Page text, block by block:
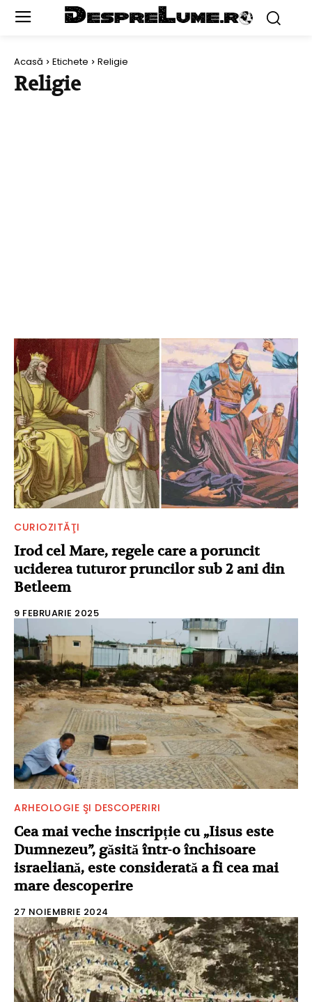
Acasă Etichete Religie
Religie
CURIOZITĂŢI
Irod cel Mare, regele care a poruncit
uciderea tuturor pruncilor sub 2 ani din
Betleem
9 FEBRUARIE 2025
ARHEOLOGIE ŞI DESCOPERIRI
Cea mai veche inscripție cu „Iisus este
Dumnezeu”, găsită într-o închisoare
israeliană, este considerată a fi cea mai
mare descoperire
27 NOIEMBRIE 2024